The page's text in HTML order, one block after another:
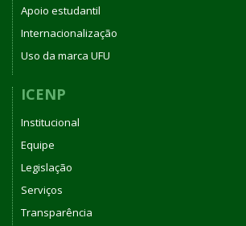
Apoio estudantil
Internacionalização
Uso da marca UFU
ICENP
Institucional
Equipe
Legislação
Serviços
Transparência